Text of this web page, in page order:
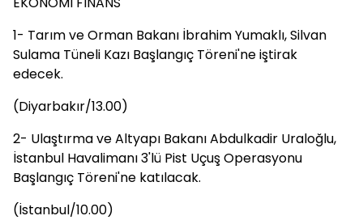
1- Tarım ve Orman Bakanı İbrahim Yumaklı, Silvan
Sulama Tüneli Kazı Başlangıç Töreni'ne iştirak
edecek.
(Diyarbakır/13.00)
2- Ulaştırma ve Altyapı Bakanı Abdulkadir Uraloğlu,
İstanbul Havalimanı 3'lü Pist Uçuş Operasyonu
Başlangıç Töreni'ne katılacak.
(İstanbul/10.00)